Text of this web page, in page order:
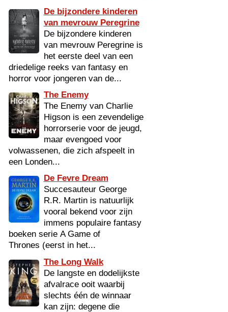
De bijzondere kinderen
van mevrouw Peregrine
De bijzondere kinderen
van mevrouw Peregrine is
het eerste deel van een
driedelige reeks van fantasy en
horror voor jongeren van de...
The Enemy
The Enemy van Charlie
Higson is een zevendelige
horrorserie voor de jeugd,
maar evengoed voor
volwassenen, die zich afspeelt in
een Londen...
De Fevre Dream
Succesauteur George
R.R. Martin is natuurlijk
vooral bekend voor zijn
immens populaire fantasy
boeken serie A Game of
Thrones (eerst in het...
The Long Walk
De langste en dodelijkste
afvalrace ooit waarbij
slechts één de winnaar
kan zijn: degene die